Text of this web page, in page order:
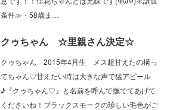
クゥちゃん 2015年4月生 メス超甘えたの構っ
てちゃん♡甘えたい時は大きな声で猛アピール
♪『クゥちゃん♡』と名前を呼んで撫でてあげて
くださいね！ブラックスモークの珍しい毛色がご
自慢☆ミィちゃんとは姉妹です(ΦωΦ)…